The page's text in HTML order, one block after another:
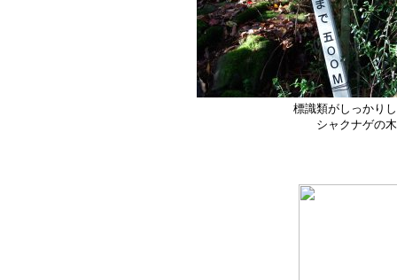
標識類がしっかり
シャクナゲの